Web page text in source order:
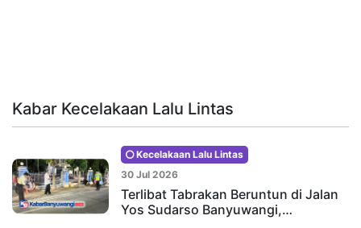
Kabar Kecelakaan Lalu Lintas
Kecelakaan Lalu Lintas
30 Jul 2026
Terlibat Tabrakan Beruntun di Jalan
Yos Sudarso Banyuwangi,…